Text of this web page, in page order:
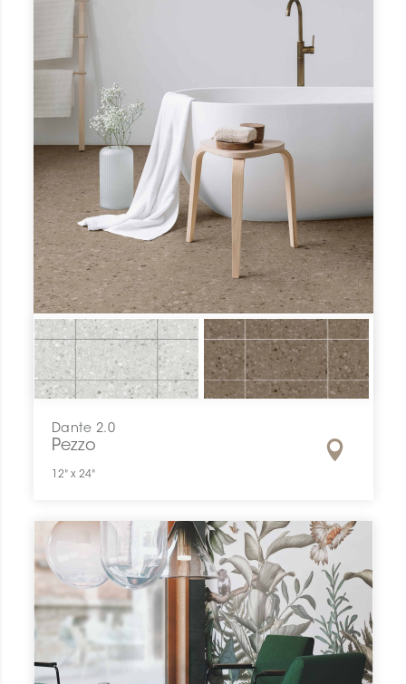
Dante 2.0
Pezzo
12" x 24"